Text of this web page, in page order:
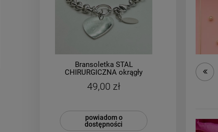
Bransoletka STAL
CHIRURGICZNA okrągły
srebrny kolor
49,00 zł
powiadom o
dostępności